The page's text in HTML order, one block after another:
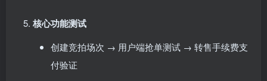
核心功能测试
创建竞拍场次 → 用户端抢单测试 → 转售手续费支
付验证